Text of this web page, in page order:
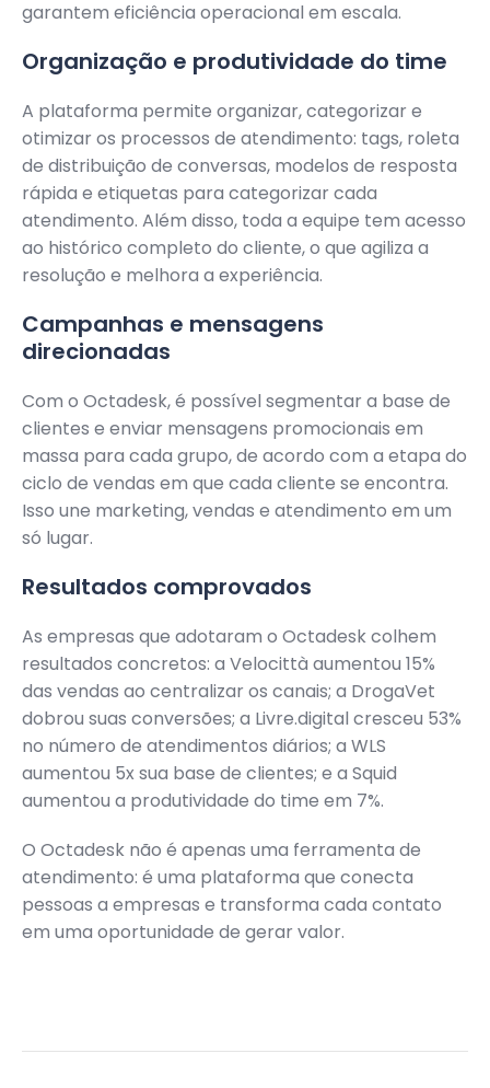
garantem eficiência operacional em escala.
Organização e produtividade do time
A plataforma permite organizar, categorizar e
otimizar os processos de atendimento: tags, roleta
de distribuição de conversas, modelos de resposta
rápida e etiquetas para categorizar cada
atendimento. Além disso, toda a equipe tem acesso
ao histórico completo do cliente, o que agiliza a
resolução e melhora a experiência.
Campanhas e mensagens
direcionadas
Com o Octadesk, é possível segmentar a base de
clientes e enviar mensagens promocionais em
massa para cada grupo, de acordo com a etapa do
ciclo de vendas em que cada cliente se encontra.
Isso une marketing, vendas e atendimento em um
só lugar.
Resultados comprovados
As empresas que adotaram o Octadesk colhem
resultados concretos: a Velocittà aumentou 15%
das vendas ao centralizar os canais; a DrogaVet
dobrou suas conversões; a Livre.digital cresceu 53%
no número de atendimentos diários; a WLS
aumentou 5x sua base de clientes; e a Squid
aumentou a produtividade do time em 7%.
O Octadesk não é apenas uma ferramenta de
atendimento: é uma plataforma que conecta
pessoas a empresas e transforma cada contato
em uma oportunidade de gerar valor.